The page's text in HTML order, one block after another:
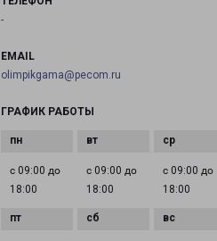
-
EMAIL
olimpikgama@pecom.ru
ГРАФИК РАБОТЫ
с 09:00 до
18:00
с 09:00 до
18:00
с 09:00 до
18:00